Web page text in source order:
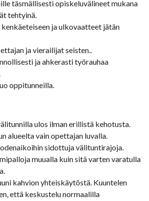
täsmällisesti opiskeluvälineet mukana
tehtyinä.
kenkäeteiseen ja ulkovaatteet jätän
ja vierailijat seisten..
ja ahkerasti työrauhaa
oppitunneilla.
ulos ilman erillistä kehotusta.
alueelta vain opettajan luvalla.
sidottuja välituntirajoja.
muualla kuin sitä varten varatulla
kahvion yhteiskäytöstä. Kuuntelen
että keskustelu normaalilla